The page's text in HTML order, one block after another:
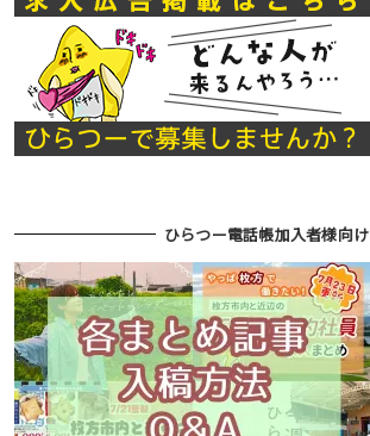
ひらつー電話帳加入者様向け